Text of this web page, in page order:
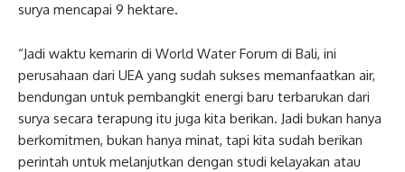
surya mencapai 9 hektare.
“Jadi waktu kemarin di World Water Forum di Bali, ini
perusahaan dari UEA yang sudah sukses memanfaatkan air,
bendungan untuk pembangkit energi baru terbarukan dari
surya secara terapung itu juga kita berikan. Jadi bukan hanya
berkomitmen, bukan hanya minat, tapi kita sudah berikan
perintah untuk melanjutkan dengan studi kelayakan atau